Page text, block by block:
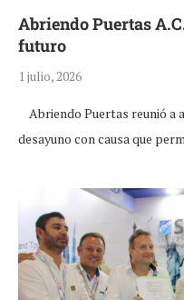
Abriendo Puertas
futuro
1 julio, 2026
Abriendo Puertas reunió a
desayuno con causa que